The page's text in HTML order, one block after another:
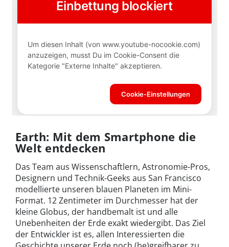
Earth: Mit dem Smartphone die
Welt entdecken
Das Team aus Wissenschaftlern, Astronomie-Pros,
Designern und Technik-Geeks aus San Francisco
modellierte unseren blauen Planeten im Mini-
Format. 12 Zentimeter im Durchmesser hat der
kleine Globus, der handbemalt ist und alle
Unebenheiten der Erde exakt wiedergibt. Das Ziel
der Entwickler ist es, allen Interessierten die